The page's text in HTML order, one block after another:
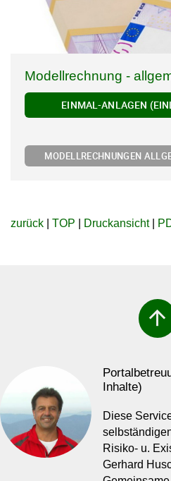
Modellrechnung -
EINMAL-ANLAGEN
MODELLRECHNUNGEN
zurück TOP Druckansicht|
arrow_upward
Inhalte)
Diese
Risiko- u.
Gerhard